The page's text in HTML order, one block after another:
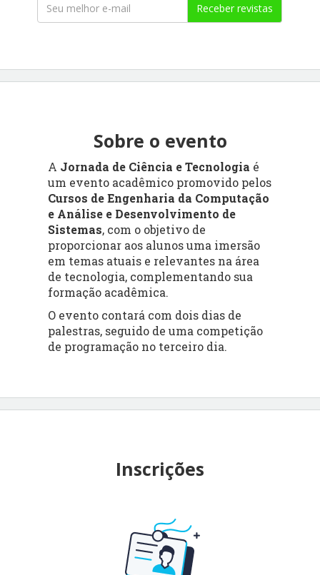
Receber revistas
Sobre o evento
A Jornada de Ciência e Tecnologia é
um evento acadêmico promovido pelos
Cursos deEngenharia da Computação
e Análise e Desenvolvimento de
Sistemas, com o objetivo de
proporcionar aos alunos uma imersão
em temas atuais e relevantes na área
de tecnologia, complementando sua
formação acadêmica.
O evento contará com dois dias de
palestras, seguido de uma competição
de programação no terceiro dia.
Inscrições